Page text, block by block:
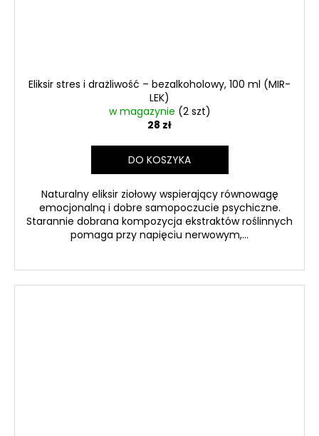
Eliksir stres i drażliwość – bezalkoholowy, 100 ml (MIR-
LEK)
w magazynie (2 szt)
28 zł
DO KOSZYKA
Naturalny eliksir ziołowy wspierający równowagę
emocjonalną i dobre samopoczucie psychiczne.
Starannie dobrana kompozycja ekstraktów roślinnych
pomaga przy napięciu nerwowym,...